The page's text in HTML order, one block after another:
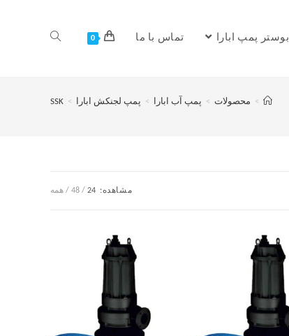
بوستر پمپ ابارا تماس با ما 0
> محصولات > پمپ آب ابارا > پمپ لجنکش ابارا >
SSK
مشاهده: 24
48 همه